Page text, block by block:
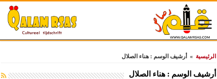
الرئيسية » أرشيف الوسم : هناء الصلال
أرشيف الوسم : هناء الصلال